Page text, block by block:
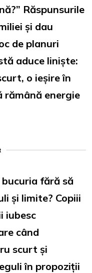
Răspunsurile
și dau
de planuri
aduce liniște:
o ieșire în
rămână energie
fără să
și limite? Copiii
iubesc
când
scurt și
în propoziții